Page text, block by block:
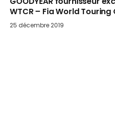
WTCR – Fia World Touring
25 décembre 2019